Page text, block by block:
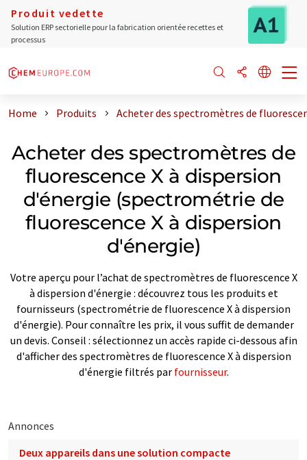
Produit vedette
Solution ERP sectorielle pour la fabrication orientée recettes et
processus
Home Produits Acheter des spectromètres de
Acheter des spectromètres de
fluorescence X à dispersion
d'énergie (spectrométrie de
fluorescence X à dispersion
d'énergie)
Votre aperçu pour l’achat de spectromètres de fluorescence X
à dispersion d'énergie : découvrez tous les produits et
fournisseurs (spectrométrie de fluorescence X à dispersion
d'énergie). Pour connaître les prix, il vous suffit de demander
un devis. Conseil : sélectionnez un accès rapide ci-dessous afin
d'afficher des spectromètres de fluorescence X à dispersion
d'énergie filtrés par fournisseur.
Annonces
Deux appareils dans une solution compacte